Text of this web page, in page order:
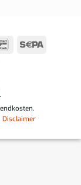
Bancontact
Disclaimer